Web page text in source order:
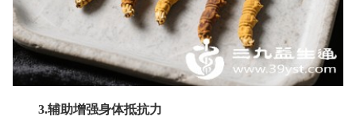
3.辅助增强身体抵抗力